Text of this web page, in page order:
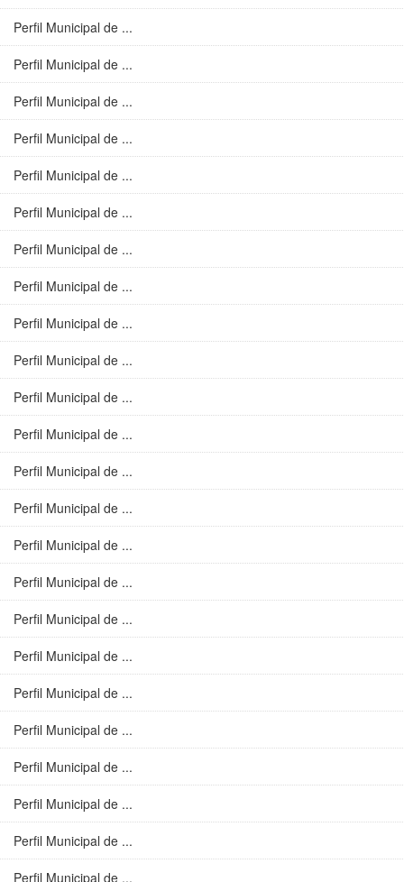
Perfil Municipal de ...
Perfil Municipal de ...
Perfil Municipal de ...
Perfil Municipal de ...
Perfil Municipal de ...
Perfil Municipal de ...
Perfil Municipal de ...
Perfil Municipal de ...
Perfil Municipal de ...
Perfil Municipal de ...
Perfil Municipal de ...
Perfil Municipal de ...
Perfil Municipal de ...
Perfil Municipal de ...
Perfil Municipal de ...
Perfil Municipal de ...
Perfil Municipal de ...
Perfil Municipal de ...
Perfil Municipal de ...
Perfil Municipal de ...
Perfil Municipal de ...
Perfil Municipal de ...
Perfil Municipal de ...
Perfil Municipal de ...